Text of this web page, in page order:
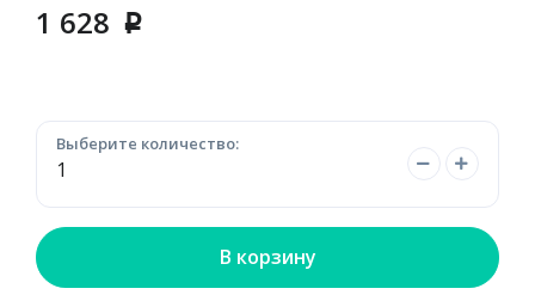
1 628 p
Выберите количество:
В корзину